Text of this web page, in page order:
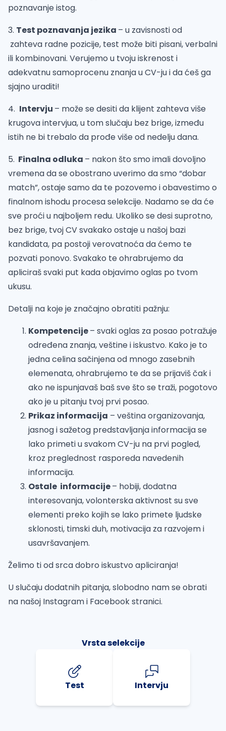
poznavanje istog.
3. Test poznavanja jezika – u zavisnosti od
zahteva radne pozicije, test može biti pisani, verbalni
ili kombinovani. Verujemo u tvoju iskrenost i
adekvatnu samoprocenu znanja u CV-ju i da ćeš ga
sjajno uraditi!
4. Intervju – može se desiti da klijent zahteva više
krugova intervjua, u tom slučaju bez brige, između
istih ne bi trebalo da prođe više od nedelju dana.
5. Finalna odluka – nakon što smo imali dovoljno
vremena da se obostrano uverimo da smo “dobar
match”, ostaje samo da te pozovemo i obavestimo o
finalnom ishodu procesa selekcije. Nadamo se da će
sve proći u najboljem redu. Ukoliko se desi suprotno,
bez brige, tvoj CV svakako ostaje u našoj bazi
kandidata, pa postoji verovatnoća da ćemo te
pozvati ponovo. Svakako te ohrabrujemo da
apliciraš svaki put kada objavimo oglas po tvom
ukusu.
Detalji na koje je značajno obratiti pažnju:
Kompetencije– svaki oglas za posao potražuje
određena znanja, veštine i iskustvo. Kako je to
jedna celina sačinjena od mnogo zasebnih
elemenata, ohrabrujemo te da se prijaviš čak i
ako ne ispunjavaš baš sve što se traži, pogotovo
ako je u pitanju tvoj prvi posao.
Prikaz informacija – veština organizovanja,
jasnog i sažetog predstavljanja informacija se
lako primeti u svakom CV-ju na prvi pogled,
kroz preglednost rasporeda navedenih
informacija.
Ostale informacije– hobiji, dodatna
interesovanja, volonterska aktivnost su sve
elementi preko kojih se lako primete ljudske
sklonosti, timski duh, motivacija za razvojem i
usavršavanjem.
Želimo ti od srca dobro iskustvo apliciranja!
U slučaju dodatnih pitanja, slobodno nam se obrati
na našoj Instagram i Facebook stranici.
Vrsta selekcije
Test Intervju